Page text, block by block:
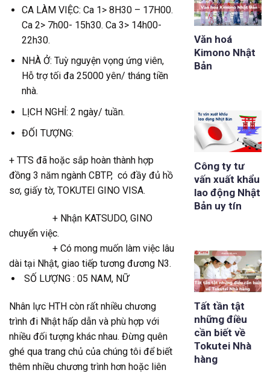
CA LÀM VIỆC: Ca 1> 8H30 – 17H00.
Ca 2> 7h00- 15h30. Ca 3> 14h00-
22h30.
NHÀ Ở: Tuỳ nguyện vọng ứng viên,
Hỗ trợ tối đa 25000 yên/ tháng tiền
nhà.
LỊCH NGHỈ: 2 ngày/ tuần.
ĐỐI TƯỢNG:
+ TTS đã hoặc sắp hoàn thành hợp
đồng 3 năm ngành CBTP, có đầy đủ hồ
sơ, giấy tờ, TOKUTEI GINO VISA.
+ Nhận KATSUDO, GINO
chuyển việc.
+ Có mong muốn làm việc lâu
dài tại Nhật, giao tiếp tương đương N3.
SỐ LƯỢNG : 05 NAM, NỮ
Nhân lực HTH còn rất nhiều chương
trình đi Nhật hấp dẫn và phù hợp với
nhiều đối tượng khác nhau. Đừng quên
ghé qua trang chủ của chúng tôi để biết
thêm nhiều chương trình hơn hoặc liên
Văn hoá
Kimono Nhật
Bản
Công ty tư
vấn xuất khẩu
lao động Nhật
Bản uy tín
Tất tần tật
những điều
cần biết về
Tokutei Nhà
hàng